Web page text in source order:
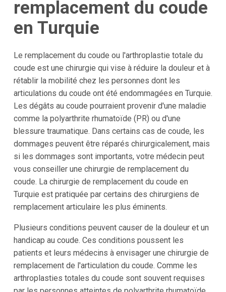
remplacement du coude
en Turquie
Le remplacement du coude ou l'arthroplastie totale du
coude est une chirurgie qui vise à réduire la douleur et à
rétablir la mobilité chez les personnes dont les
articulations du coude ont été endommagées en Turquie.
Les dégâts au coude pourraient provenir d'une maladie
comme la polyarthrite rhumatoïde (PR) ou d'une
blessure traumatique. Dans certains cas de coude, les
dommages peuvent être réparés chirurgicalement, mais
si les dommages sont importants, votre médecin peut
vous conseiller une chirurgie de remplacement du
coude. La chirurgie de remplacement du coude en
Turquie est pratiquée par certains des chirurgiens de
remplacement articulaire les plus éminents.
Plusieurs conditions peuvent causer de la douleur et un
handicap au coude. Ces conditions poussent les
patients et leurs médecins à envisager une chirurgie de
remplacement de l'articulation du coude. Comme les
arthroplasties totales du coude sont souvent requises